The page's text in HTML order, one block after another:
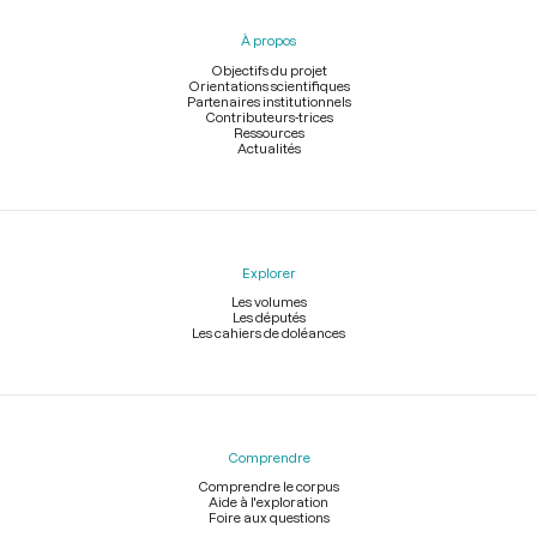
À propos
Objectifs du projet
Orientations scientifiques
Partenaires institutionnels
Contributeurs-trices
Ressources
Actualités
Explorer
Les volumes
Les députés
Les cahiers de doléances
Comprendre
Comprendre le corpus
Aide à l'exploration
Foire aux questions